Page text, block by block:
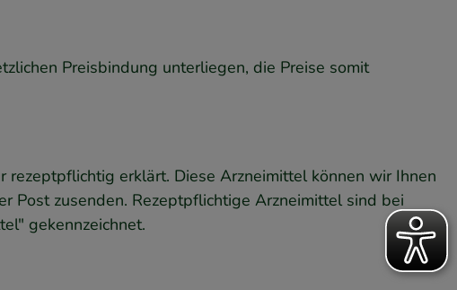
Preisbindung unterliegen, die Preise somit
erklärt. Diese Arzneimittel können wir Ihnen
Post zusenden. Rezeptpflichtige Arzneimittel sind bei
gekennzeichnet.